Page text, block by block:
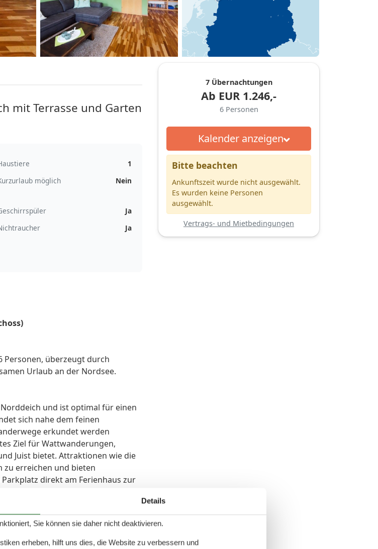
mit Terrasse und Garten
1
möglich
Nein
Ja
Ja
Personen, überzeugt durch
Urlaub an der Nordsee.
und ist optimal für einen
sich nahe dem feinen
erkundet werden
Ziel für Wattwanderungen,
Juist bietet. Attraktionen wie die
zu erreichen und bieten
direkt am Ferienhaus zur
werden. Das Ferienhaus
abwechslungsreiche Aktivitäten
7 Übernachtungen
Ab EUR 1.246,-
6 Personen
Kalender anzeigen
Bitte beachten
Ankunftszeit wurde nicht ausgewählt.
Es wurden keine Personen
ausgewählt.
Vertrags- und Mietbedingungen
Details
Sie können sie daher nicht deaktivieren.
erheben, hilft uns dies, die Website zu verbessern und